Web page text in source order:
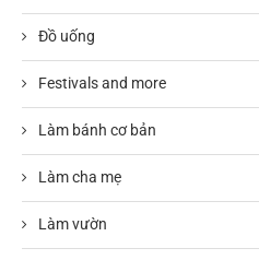
Đồ uống
Festivals and more
Làm bánh cơ bản
Làm cha mẹ
Làm vườn